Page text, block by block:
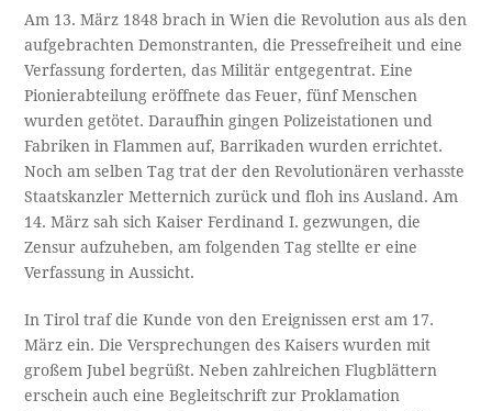
Am 13. März 1848 brach in Wien die Revolution aus als den
aufgebrachten Demonstranten, die Pressefreiheit und eine
Verfassung forderten, das Militär entgegentrat. Eine
Pionierabteilung eröffnete das Feuer, fünf Menschen
wurden getötet. Daraufhin gingen Polizeistationen und
Fabriken in Flammen auf, Barrikaden wurden errichtet.
Noch am selben Tag trat der den Revolutionären verhasste
Staatskanzler Metternich zurück und floh ins Ausland. Am
14. März sah sich Kaiser Ferdinand I. gezwungen, die
Zensur aufzuheben, am folgenden Tag stellte er eine
Verfassung in Aussicht.
In Tirol traf die Kunde von den Ereignissen erst am 17.
März ein. Die Versprechungen des Kaisers wurden mit
großem Jubel begrüßt. Neben zahlreichen Flugblättern
erschein auch eine Begleitschrift zur Proklamation